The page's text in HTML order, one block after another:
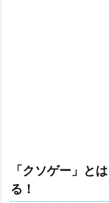
「クソゲー」と
る！